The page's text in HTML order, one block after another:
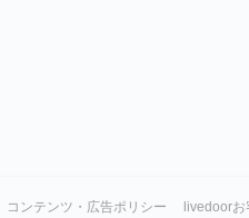
コンテンツ・広告ポリシー livedoor